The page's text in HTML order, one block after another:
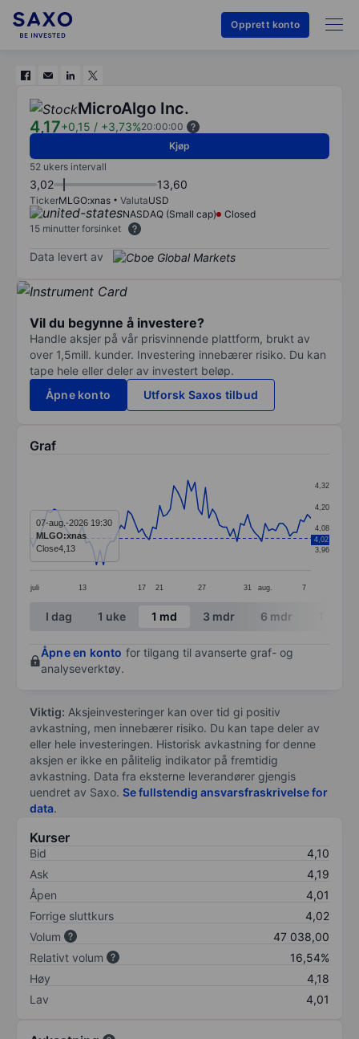
Opprett konto
MicroAlgo Inc.
4,17+0,15 / +3,73%20:00:00
Kjøp
52 ukers intervall
3,02 13,60
TickerMLGO:xnas ValutaUSD
NASDAQ (Small cap)
Closed
15 minutter forsinket
Data levert av
Vil du begynne å investere?
Handle aksjer på vår prisvinnende plattform, brukt av
over 1,5mill. kunder. Investering innebærer risiko. Du kan
tape hele eller deler av investert beløp.
Åpne konto
Utforsk Saxos tilbud
Graf
Line chart with 81 data points.
The chart has 1 X axis displaying categories.
The chart has 1 Y axis displaying values. Data
juli 13 17 21 27 31 aug. 7
3,96
4,08
4,20
4,32
4,02
07-aug.-2026 19:30
MLGO:xnas
Close4,13
End of interactive chart.
I dag 1 uke 1 md 3 mdr 6 mdr
Åpne en konto for tilgang til avanserte graf- og
analyseverktøy.
Viktig: Aksjeinvesteringer kan over tid gi positiv
avkastning, men innebærer risiko. Du kan tape deler av
eller hele investeringen. Historisk avkastning for denne
aksjen er ikke en pålitelig indikator på fremtidig
avkastning. Data fra eksterne leverandører gjengis
uendret av Saxo. Se fullstendig ansvarsfraskrivelse for
data.
Kurser
Bid
4,10
Ask
4,19
Åpen
4,01
Forrige sluttkurs
4,02
Volum
47 038,00
Relativt volum
16,54%
Høy
4,18
Lav
4,01